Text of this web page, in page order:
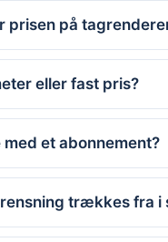
prisen på
eller fast pris?
med et abonnement?
trækkes fra i